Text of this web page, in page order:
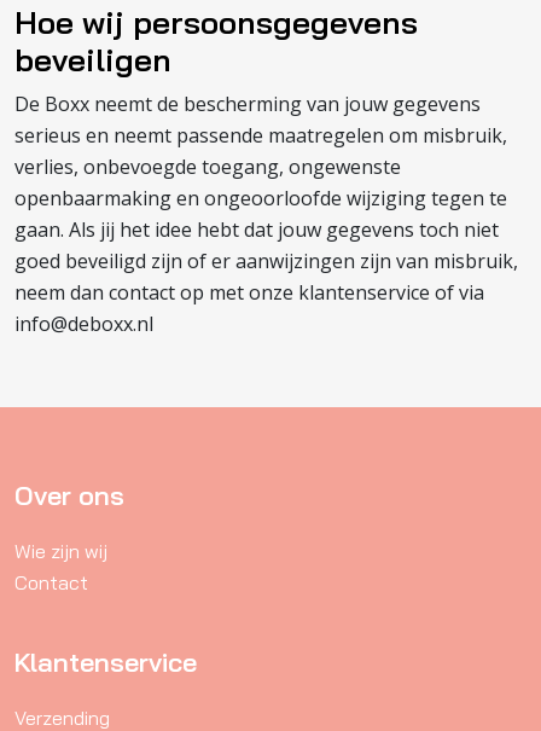
Hoe wij persoonsgegevens
beveiligen
De Boxx neemt de bescherming van jouw gegevens
serieus en neemt passende maatregelen om misbruik,
verlies, onbevoegde toegang, ongewenste
openbaarmaking en ongeoorloofde wijziging tegen te
gaan. Als jij het idee hebt dat jouw gegevens toch niet
goed beveiligd zijn of er aanwijzingen zijn van misbruik,
neem dan contact op met onze klantenservice of via
info@deboxx.nl
Over ons
Wie zijn wij
Contact
Klantenservice
Verzending